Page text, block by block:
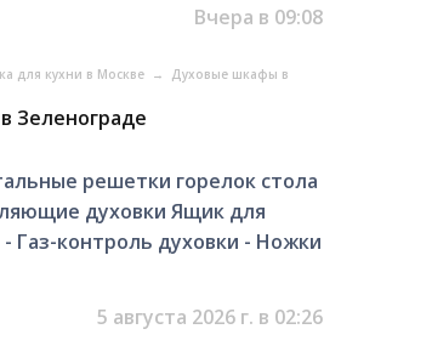
Вчера в 09:08
для кухни в Москве → Духовые шкафы в
Зеленограде
решетки горелок стола
духовки Ящик для
Газ-контроль духовки - Ножки
5 августа 2026 г. в 02:26